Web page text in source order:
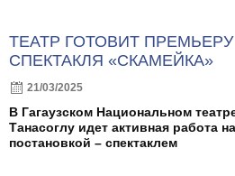
ТЕАТР ГОТОВИТ ПРЕМЬЕРУ
СПЕКТАКЛЯ «СКАМЕЙКА»
21/03/2025
В Гагаузском Национальном
Танасоглу идет активная работа
постановкой – спектаклем